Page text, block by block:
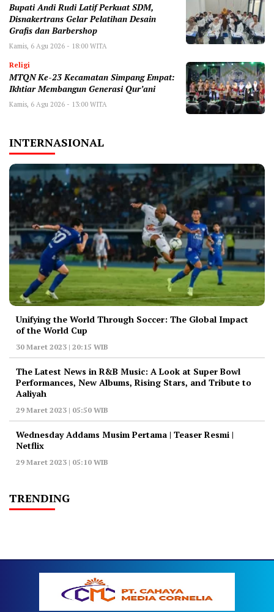
Bupati Andi Rudi Latif Perkuat SDM,
Disnakertrans Gelar Pelatihan Desain
Grafis dan Barbershop
Kamis, 6 Agu 2026 - 18:00 WITA
Religi
MTQN Ke-23 Kecamatan Simpang Empat:
Ikhtiar Membangun Generasi Qur’ani
Kamis, 6 Agu 2026 - 13:00 WITA
INTERNASIONAL
Unifying the World Through Soccer: The Global Impact
of the World Cup
30 Maret 2023 | 20:15 WIB
The Latest News in R&B Music: A Look at Super Bowl
Performances, New Albums, Rising Stars, and Tribute to
Aaliyah
29 Maret 2023 | 05:50 WIB
Wednesday Addams Musim Pertama | Teaser Resmi |
Netflix
29 Maret 2023 | 05:10 WIB
TRENDING